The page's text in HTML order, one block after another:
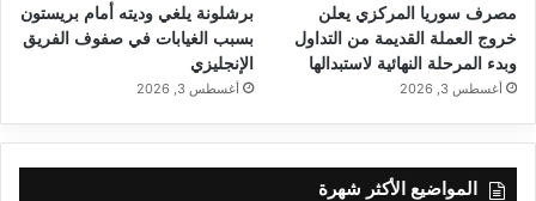
مصرف سوريا المركزي يعلن
خروج العملة القديمة من التداول
وبدء المرحلة النهائية لاستبدالها
أغسطس 3, 2026
برشلونة يلغي وديته أمام بريستون
بسبب الغيابات في صفوف الفريق
الإنجليزي
أغسطس 3, 2026
المواضيع الأكثر شهرة